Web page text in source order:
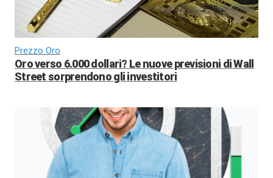
Prezzo Oro
Oro verso 6.000 dollari? Le nuove previsioni di Wall
Street sorprendono gli investitori